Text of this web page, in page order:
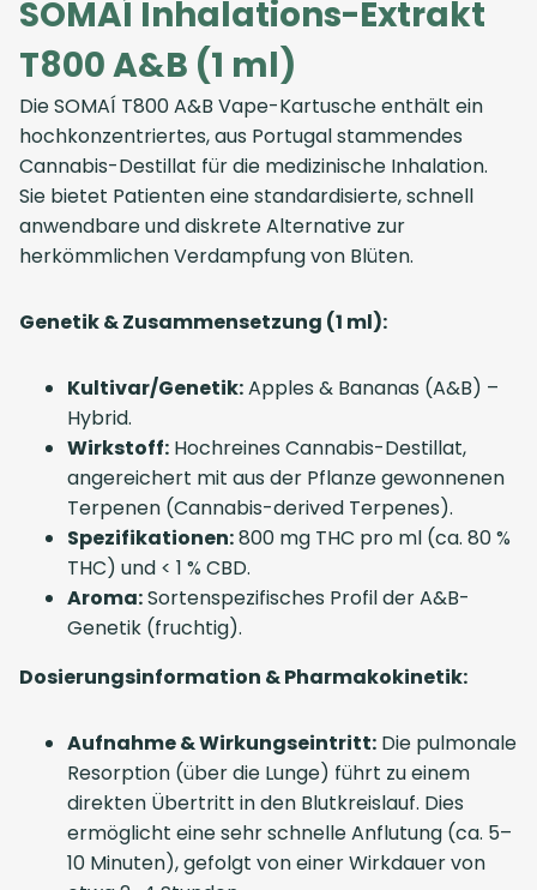
SOMAÍ Inhalations-Extrakt
T800 A&B (1 ml)
Die SOMAÍ T800 A&B Vape-Kartusche enthält ein
hochkonzentriertes, aus Portugal stammendes
Cannabis-Destillat für die medizinische Inhalation.
Sie bietet Patienten eine standardisierte, schnell
anwendbare und diskrete Alternative zur
herkömmlichen Verdampfung von Blüten.
Genetik & Zusammensetzung (1 ml):
Kultivar/Genetik:Apples & Bananas (A&B) –
Hybrid.
Wirkstoff: Hochreines Cannabis-Destillat,
angereichert mit aus der Pflanze gewonnenen
Terpenen (Cannabis-derived Terpenes).
Spezifikationen:800 mg THC pro ml (ca. 80 %
THC) und < 1 % CBD.
Aroma:Sortenspezifisches Profil der A&B-
Genetik (fruchtig).
Dosierungsinformation & Pharmakokinetik:
Aufnahme & Wirkungseintritt: Die pulmonale
Resorption (über die Lunge) führt zu einem
direkten Übertritt in den Blutkreislauf. Dies
ermöglicht eine sehr schnelle Anflutung (ca. 5–
10 Minuten), gefolgt von einer Wirkdauer von